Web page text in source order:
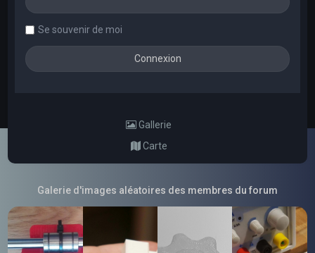
Se souvenir de moi
Gallerie
Carte
Galerie d'images aléatoires des membres du forum